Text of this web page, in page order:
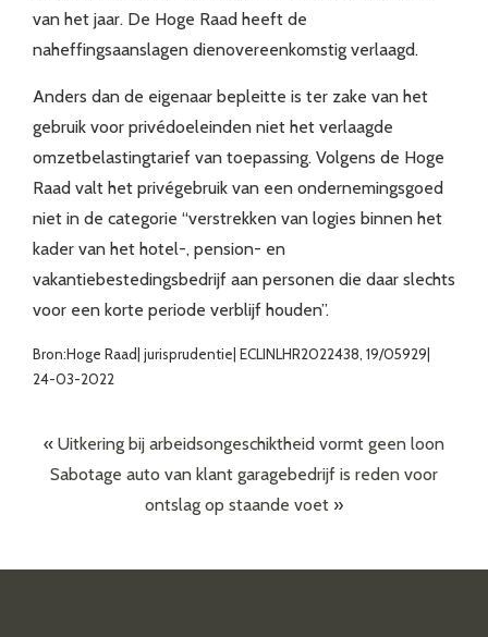
van het jaar. De Hoge Raad heeft de
naheffingsaanslagen dienovereenkomstig verlaagd.
Anders dan de eigenaar bepleitte is ter zake van het
gebruik voor privédoeleinden niet het verlaagde
omzetbelastingtarief van toepassing. Volgens de Hoge
Raad valt het privégebruik van een ondernemingsgoed
niet in de categorie “verstrekken van logies binnen het
kader van het hotel-, pension- en
vakantiebestedingsbedrijf aan personen die daar slechts
voor een korte periode verblijf houden”.
Bron:Hoge Raad| jurisprudentie| ECLINLHR2022438, 19/05929|
24-03-2022
« Uitkering bij arbeidsongeschiktheid vormt geen loon
Sabotage auto van klant garagebedrijf is reden voor
ontslag op staande voet »